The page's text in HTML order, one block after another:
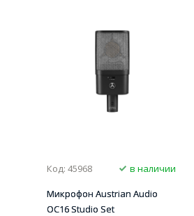
Код: 45968
в наличии
Микрофон Austrian Audio
OC16 Studio Set